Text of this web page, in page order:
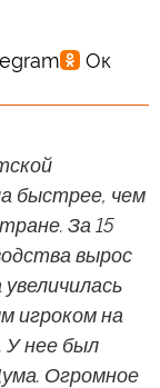
быстрее, чем
За 15
вырос
игроком на
нее был
Огромное